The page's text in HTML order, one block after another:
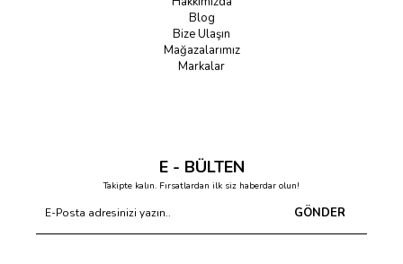
Blog
Bize Ulaşın
Mağazalarımız
Markalar
E - BÜLTEN
Takipte kalın. Fırsatlardan ilk siz haberdar olun!
GÖNDER